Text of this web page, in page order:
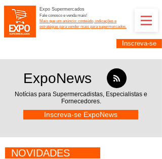
Expo Supermercados
Fale conosco e venda mais!
Mais que um anúncio: conteúdo, indicações e
estratégias para vender mais para supermercados.
Inscreva-se
ExpoNews
Notícias para Supermercadistas, Especialistas e
Fornecedores.
Inscreva-se ExpoNews
NOVIDADES